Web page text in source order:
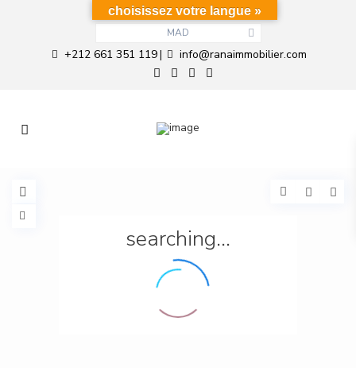
MAD
+212 661 351 119| info@ranaimmobilier.com
searching...
choisissez votre langue »